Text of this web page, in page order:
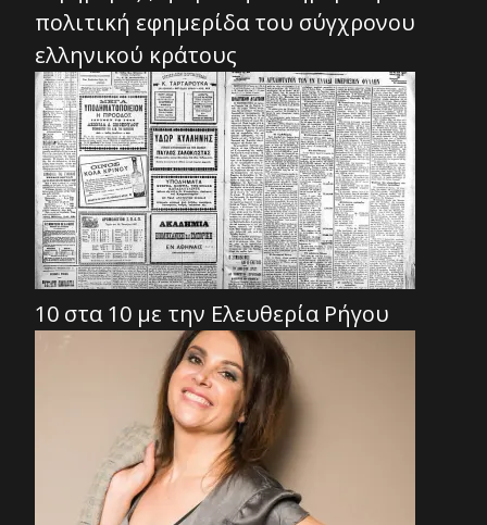
πολιτική εφημερίδα του σύγχρονου
ελληνικού κράτους
10 στα 10 με την Ελευθερία Ρήγου